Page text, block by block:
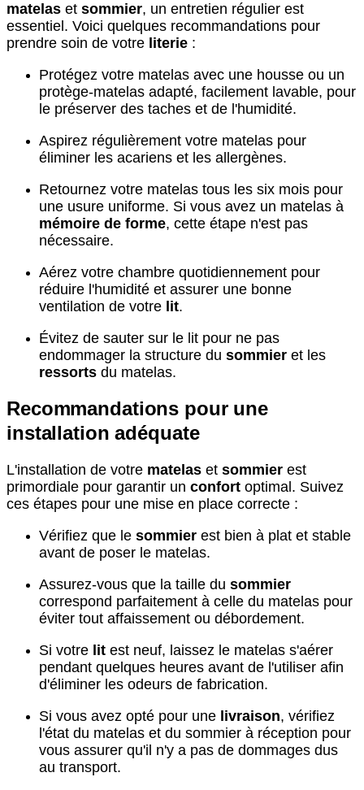
matelas et sommier, un entretien régulier est
essentiel. Voici quelques recommandations pour
prendre soin de votre literie :
Protégez votre matelas avec une housse ou un
protège-matelas adapté, facilement lavable, pour
le préserver des taches et de l'humidité.
Aspirez régulièrement votre matelas pour
éliminer les acariens et les allergènes.
Retournez votre matelas tous les six mois pour
une usure uniforme. Si vous avez un matelas à
mémoire de forme, cette étape n'est pas
nécessaire.
Aérez votre chambre quotidiennement pour
réduire l'humidité et assurer une bonne
ventilation de votre lit.
Évitez de sauter sur le lit pour ne pas
endommager la structure du sommier et les
ressorts du matelas.
Recommandations pour une
installation adéquate
L'installation de votre matelas et sommier est
primordiale pour garantir un confort optimal. Suivez
ces étapes pour une mise en place correcte :
Vérifiez que le sommier est bien à plat et stable
avant de poser le matelas.
Assurez-vous que la taille du sommier
correspond parfaitement à celle du matelas pour
éviter tout affaissement ou débordement.
Si votre lit est neuf, laissez le matelas s'aérer
pendant quelques heures avant de l'utiliser afin
d'éliminer les odeurs de fabrication.
Si vous avez opté pour une livraison, vérifiez
l'état du matelas et du sommier à réception pour
vous assurer qu'il n'y a pas de dommages dus
au transport.